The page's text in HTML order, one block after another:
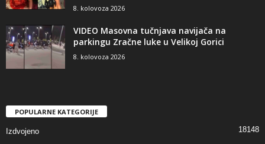
8. kolovoza 2026
VIDEO Masovna tučnjava navijača na
parkingu Zračne luke u Velikoj Gorici
8. kolovoza 2026
POPULARNE KATEGORIJE
Izdvojeno
18148